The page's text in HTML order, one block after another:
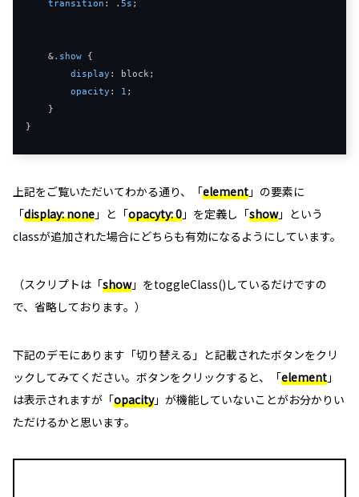
transition : . 5s ;
    &
.show {
display : block;
opacity : 1 ;
    }
上記をご覧いただいてわかる通り、「element 」の要素に
「display: none 」と「opacyty: 0 」を定義し「show」という
classが追加された場合にどちらも有効になるようにしています。
（スクリプトは「show」をtoggleClass()しているだけですの
で、省略しております。）
下記のデモにあります「切り替える」と記載されたボタンをクリ
ックしてみてください。ボタンをクリックすると、「element 」
は表示されますが「opacity」が機能していないことがお分かりい
ただけるかと思います。